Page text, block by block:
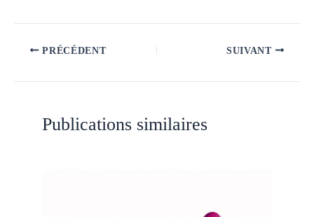
PRÉCÉDENT SUIVANT
Publications similaires